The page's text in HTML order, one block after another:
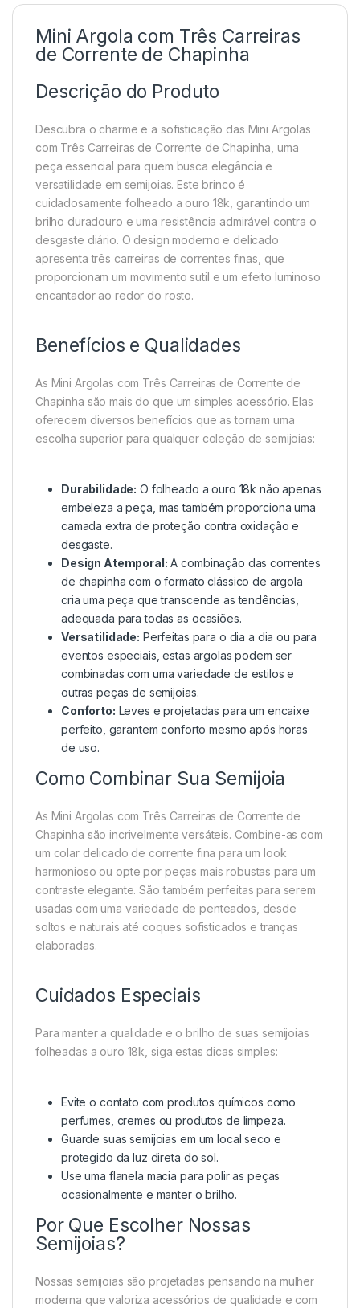
Mini Argola com Três Carreiras
de Corrente de Chapinha
Descrição do Produto
Descubra o charme e a sofisticação das Mini Argolas
com Três Carreiras de Corrente de Chapinha, uma
peça essencial para quem busca elegância e
versatilidade em semijoias. Este brinco é
cuidadosamente folheado a ouro 18k, garantindo um
brilho duradouro e uma resistência admirável contra o
desgaste diário. O design moderno e delicado
apresenta três carreiras de correntes finas, que
proporcionam um movimento sutil e um efeito luminoso
encantador ao redor do rosto.
Benefícios e Qualidades
As Mini Argolas com Três Carreiras de Corrente de
Chapinha são mais do que um simples acessório. Elas
oferecem diversos benefícios que as tornam uma
escolha superior para qualquer coleção de semijoias:
Durabilidade: O folheado a ouro 18k não apenas
embeleza a peça, mas também proporciona uma
camada extra de proteção contra oxidação e
desgaste.
Design Atemporal: A combinação das correntes
de chapinha com o formato clássico de argola
cria uma peça que transcende as tendências,
adequada para todas as ocasiões.
Versatilidade: Perfeitas para o dia a dia ou para
eventos especiais, estas argolas podem ser
combinadas com uma variedade de estilos e
outras peças de semijoias.
Conforto: Leves e projetadas para um encaixe
perfeito, garantem conforto mesmo após horas
de uso.
Como Combinar Sua Semijoia
As Mini Argolas com Três Carreiras de Corrente de
Chapinha são incrivelmente versáteis. Combine-as com
um colar delicado de corrente fina para um look
harmonioso ou opte por peças mais robustas para um
contraste elegante. São também perfeitas para serem
usadas com uma variedade de penteados, desde
soltos e naturais até coques sofisticados e tranças
elaboradas.
Cuidados Especiais
Para manter a qualidade e o brilho de suas semijoias
folheadas a ouro 18k, siga estas dicas simples:
Evite o contato com produtos químicos como
perfumes, cremes ou produtos de limpeza.
Guarde suas semijoias em um local seco e
protegido da luz direta do sol.
Use uma flanela macia para polir as peças
ocasionalmente e manter o brilho.
Por Que Escolher Nossas
Semijoias?
Nossas semijoias são projetadas pensando na mulher
moderna que valoriza acessórios de qualidade e com